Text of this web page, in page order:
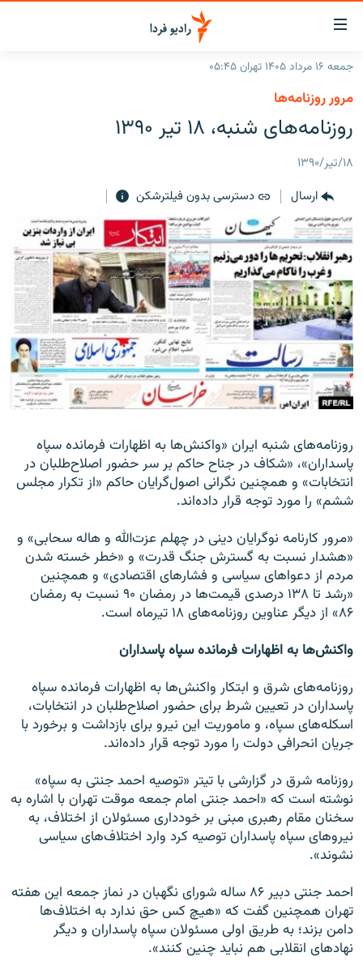
لینک‌های
قابلیت
دسترسی
بازگشت
منوی
اصلی
صفحه
جستجو
جهان
رادیو
انتخاب کنید و بشنوید
برنامه‌های رادیویی
فرکانس‌ها
پادکست
چندرسانه‌ای
گزارش‌های تصویری
گزارش‌های ویدئویی
زنان فردا
English
به ما بپیوندید
زبان‌های دیگر
جمعه ۱۶ مرداد ۱۴۰۵ تهران ۰۵:۴۵
مرور روزنامه‌ها
روزنامه‌های شنبه، ۱۸ تیر ۱۳۹۰
۱۸/تیر/۱۳۹۰
ارسال
دسترسی بدون فیلترشکن
روزنامه‌های شنبه ایران «واکنش‌ها به اظهارات فرمانده سپاه
پاسداران»، «شکاف در جناح حاکم بر سر حضور اصلاح‌طلبان در
انتخابات» و همچنین نگرانی اصول‌گرایان حاکم «از تکرار مجلس
ششم» را مورد توجه قرار داده‌اند.
«مرور کارنامه نوگرایان دینی در چهلم عزت‌الله و هاله سحابی» و
«هشدار نسبت به گسترش جنگ قدرت» و «خطر خسته شدن
مردم از دعواهای سیاسی و فشارهای اقتصادی» و همچنین
«رشد تا ۱۳۸ درصدی قیمت‌ها در رمضان ۹۰ نسبت به رمضان
۸۶» از دیگر عناوین روزنامه‌های ۱۸ تیرماه است.
واکنش‌ها به اظهارات فرمانده سپاه پاسداران
روزنامه‌های شرق و ابتکار واکنش‌ها به اظهارات فرمانده سپاه
پاسداران در تعیین شرط برای حضور اصلاح‌طلبان در انتخابات،
اسکله‌های سپاه، و ماموریت این نیرو برای بازداشت و برخورد با
جریان انحرافی دولت را مورد توجه قرار داده‌اند.
روزنامه شرق در گزارشی با تیتر «توصیه احمد جنتی به سپاه»
نوشته است که «احمد جنتی امام جمعه موقت تهران با اشاره به
سخنان مقام رهبری مبنی بر خودداری مسئولان از اختلاف، به
نیروهای سپاه پاسداران توصیه کرد وارد اختلاف‌های سیاسی
نشوند».
احمد جنتی دبیر ۸۶ ساله شورای نگهبان در نماز جمعه این هفته
تهران همچنین گفت که «هیچ کس حق ندارد به اختلاف‌ها
دامن بزند؛ به طریق اولی مسئولان سپاه پاسداران و دیگر
نهادهای انقلابی هم نباید چنین کنند».